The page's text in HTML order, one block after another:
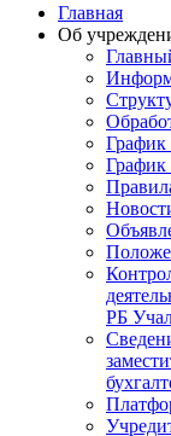
Главная
Об
График
График
РБ